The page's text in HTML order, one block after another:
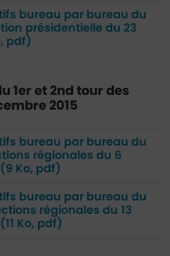
bureau par bureau du
présidentielle du 23
pdf)
1er et 2nd tour des
2015
bureau par bureau du
régionales du 6
(9 Ko, pdf)
bureau par bureau du
régionales du 13
(11 Ko, pdf)